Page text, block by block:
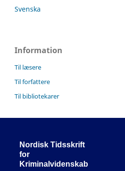
Svenska
Information
Til læsere
Til forfattere
Til bibliotekarer
Nordisk Tidsskrift
for
Kriminalvidenskab